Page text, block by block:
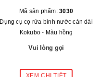
Mã sản phẩm:3030
Dụng cụ cọ rửa bình nước cán dài
Kokubo - Màu hồng
Vui lòng gọi